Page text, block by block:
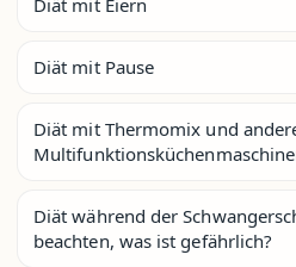
Diät mit Pause
Diät mit Thermomix und
Diät während der
beachten, was ist gefährlich?